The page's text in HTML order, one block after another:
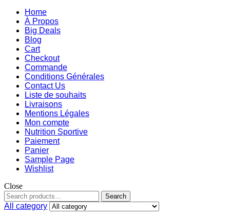
Home
À Propos
Big Deals
Blog
Cart
Checkout
Commande
Conditions Générales
Contact Us
Liste de souhaits
Livraisons
Mentions Légales
Mon compte
Nutrition Sportive
Paiement
Panier
Sample Page
Wishlist
Close
Search
All category